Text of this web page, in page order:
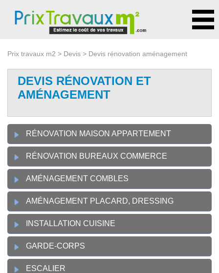
Prix travaux m2 > Devis > Devis rénovation aménagement
DEVIS RÉNOVATION ET
AMÉNAGEMENT
RÉNOVATION MAISON APPARTEMENT
RÉNOVATION BUREAUX COMMERCE
AMÉNAGEMENT COMBLES
AMÉNAGEMENT PLACARD, DRESSING
INSTALLATION CUISINE
GARDE-CORPS
ESCALIER